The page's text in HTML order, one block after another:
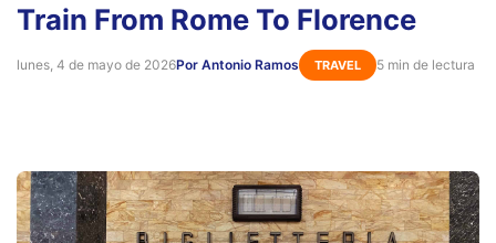
Train From Rome To Florence
lunes, 4 de mayo de 2026Por Antonio Ramos TRAVEL 5 min de lectura